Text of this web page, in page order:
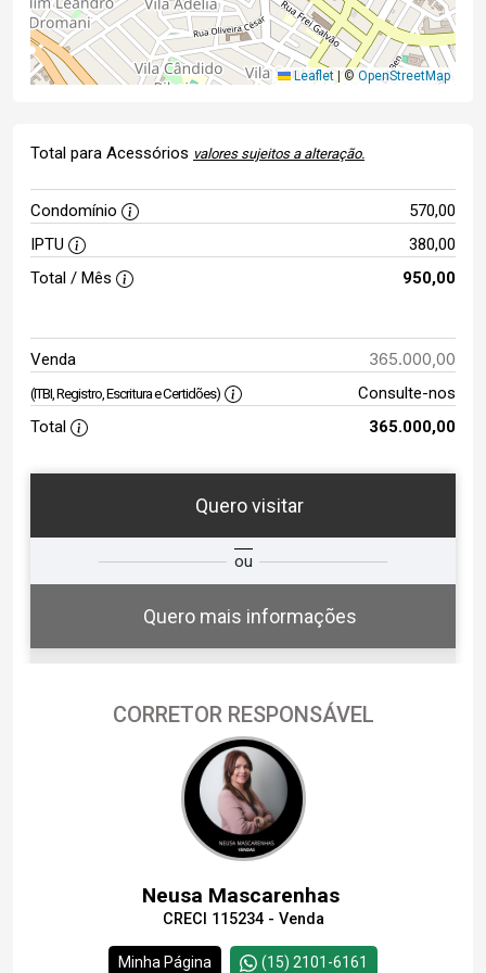
Leaflet |© OpenStreetMap
Total para Acessórios valores sujeitos a alteração.
Condomínio
570,00
IPTU
380,00
Total / Mês
950,00
Venda 365.000,00
(ITBI, Registro, Escritura e Certidões)
Consulte-nos
Total
365.000,00
Quero visitar
ou
Quero mais informações
Qual o melhor dia e horário para
você?
08
Aug/Sun
10
13:30
Continuar
CORRETOR RESPONSÁVEL
Neusa Mascarenhas
CRECI 115234 - Venda
Minha Página (15) 2101-6161